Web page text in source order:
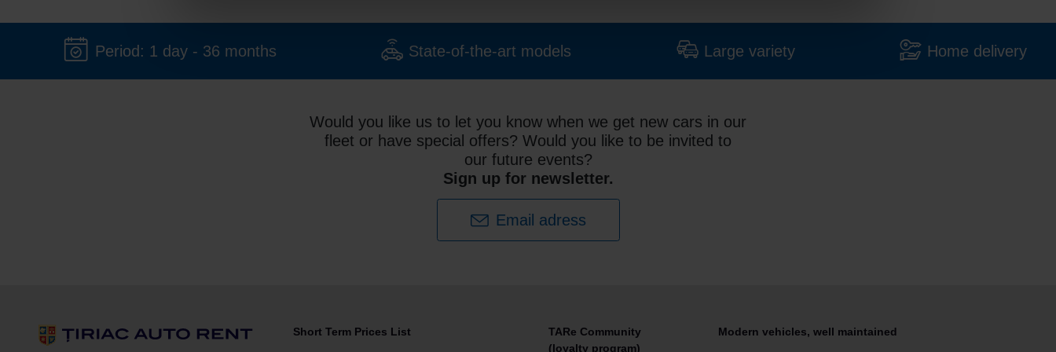
Period: 1 day - 36 months State-of-the-art models Large variety Home delivery
Would you like us to let you know when we get new cars in our
fleet or have special offers? Would you like to be invited to
our future events?
Sign up for newsletter.
Email adress
Short Term Prices List
TARe Community
(loyalty program)
Modern vehicles, well maintained